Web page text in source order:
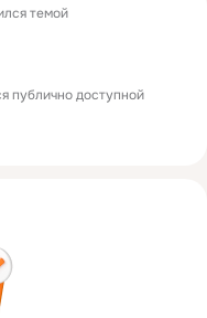
темой
публично доступной